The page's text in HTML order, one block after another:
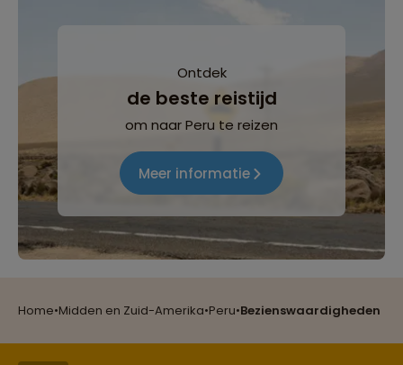
Home•Midden en Zuid-Amerika•Peru•Bezienswaardigheden
Lees meer over Lima
Lees meer over Machu Picchu
Lees meer over Mancora
Lees meer over Manu National Park
Ontdek
de beste reistijd
om naar Peru te reizen
Meer informatie